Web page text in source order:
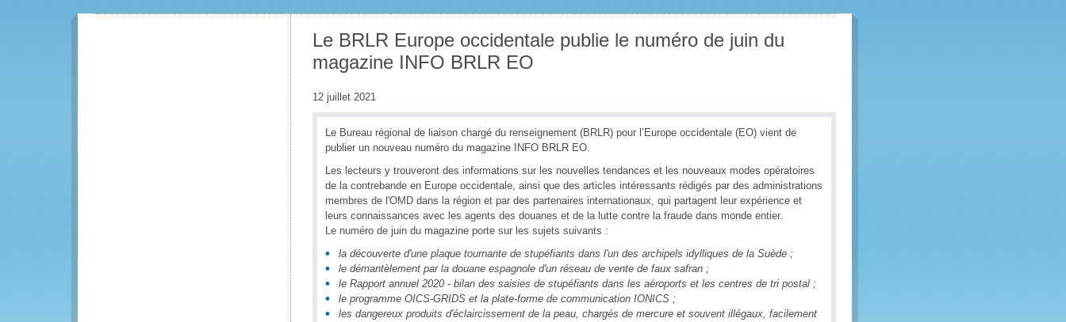
Le BRLR Europe occidentale publie le numéro de juin du
magazine INFO BRLR EO
12 juillet 2021
Le Bureau régional de liaison chargé du renseignement (BRLR) pour l’Europe occidentale (EO) vient de
publier un nouveau numéro du magazine INFO BRLR EO.
Les lecteurs y trouveront des informations sur les nouvelles tendances et les nouveaux modes opératoires
de la contrebande en Europe occidentale, ainsi que des articles intéressants rédigés par des administrations
membres de l'OMD dans la région et par des partenaires internationaux, qui partagent leur expérience et
leurs connaissances avec les agents des douanes et de la lutte contre la fraude dans monde entier.
Le numéro de juin du magazine porte sur les sujets suivants :
la découverte d'une plaque tournante de stupéfiants dans l'un des archipels idylliques de la Suède ;
le démantèlement par la douane espagnole d'un réseau de vente de faux safran ;
le Rapport annuel 2020 - bilan des saisies de stupéfiants dans les aéroports et les centres de tri postal ;
le programme OICS-GRIDS et la plate-forme de communication IONICS ;
les dangereux produits d'éclaircissement de la peau, chargés de mercure et souvent illégaux, facilement